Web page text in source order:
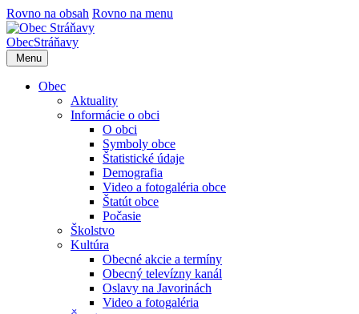
Rovno na obsah Rovno na menu
ObecStráňavy
Menu
Obec
Aktuality
Informácie o obci
O obci
Symboly obce
Štatistické údaje
Demografia
Video a fotogaléria obce
Štatút obce
Počasie
Školstvo
Kultúra
Obecné akcie a termíny
Obecný televízny kanál
Oslavy na Javorinách
Video a fotogaléria